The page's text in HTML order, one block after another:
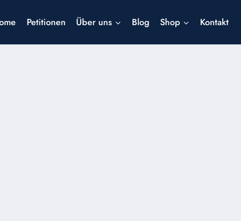
Petitionen Über uns Blog Shop Kontakt